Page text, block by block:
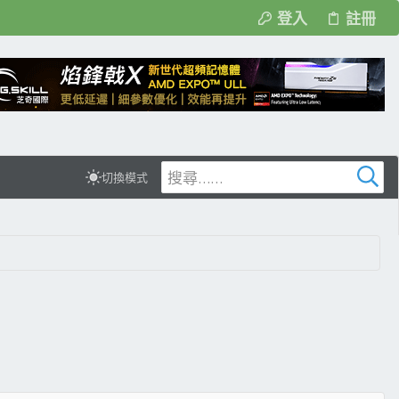
登入 註冊
切換模式